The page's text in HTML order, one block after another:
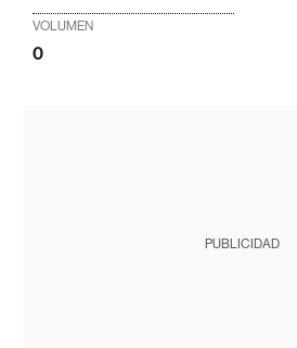
VOLUMEN
0
PUBLICIDAD